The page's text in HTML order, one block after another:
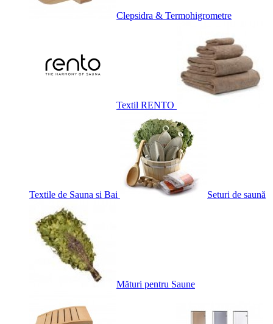
Clepsidra & Termohigrometre
Textil RENTO
Textile de Sauna si Bai Seturi de saună
Mături pentru Saune